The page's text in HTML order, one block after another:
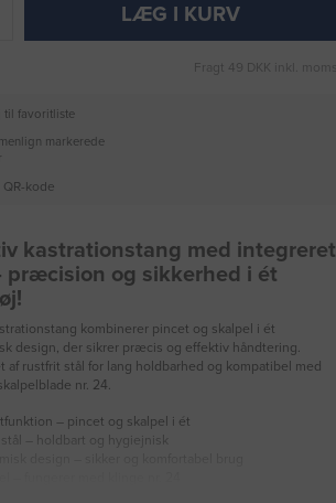
LÆG I KURV
Fragt 49 DKK inkl. moms
til favoritliste
markerede
QR-kode
kastrationstang med integreret
præcision og sikkerhed i ét
kombinerer pincet og skalpel i ét
design, der sikrer præcis og effektiv håndtering.
af rustfrit stål for lang holdbarhed og kompatibel med
nr. 24.
– pincet og skalpel i ét
stål – holdbart og hygiejnisk